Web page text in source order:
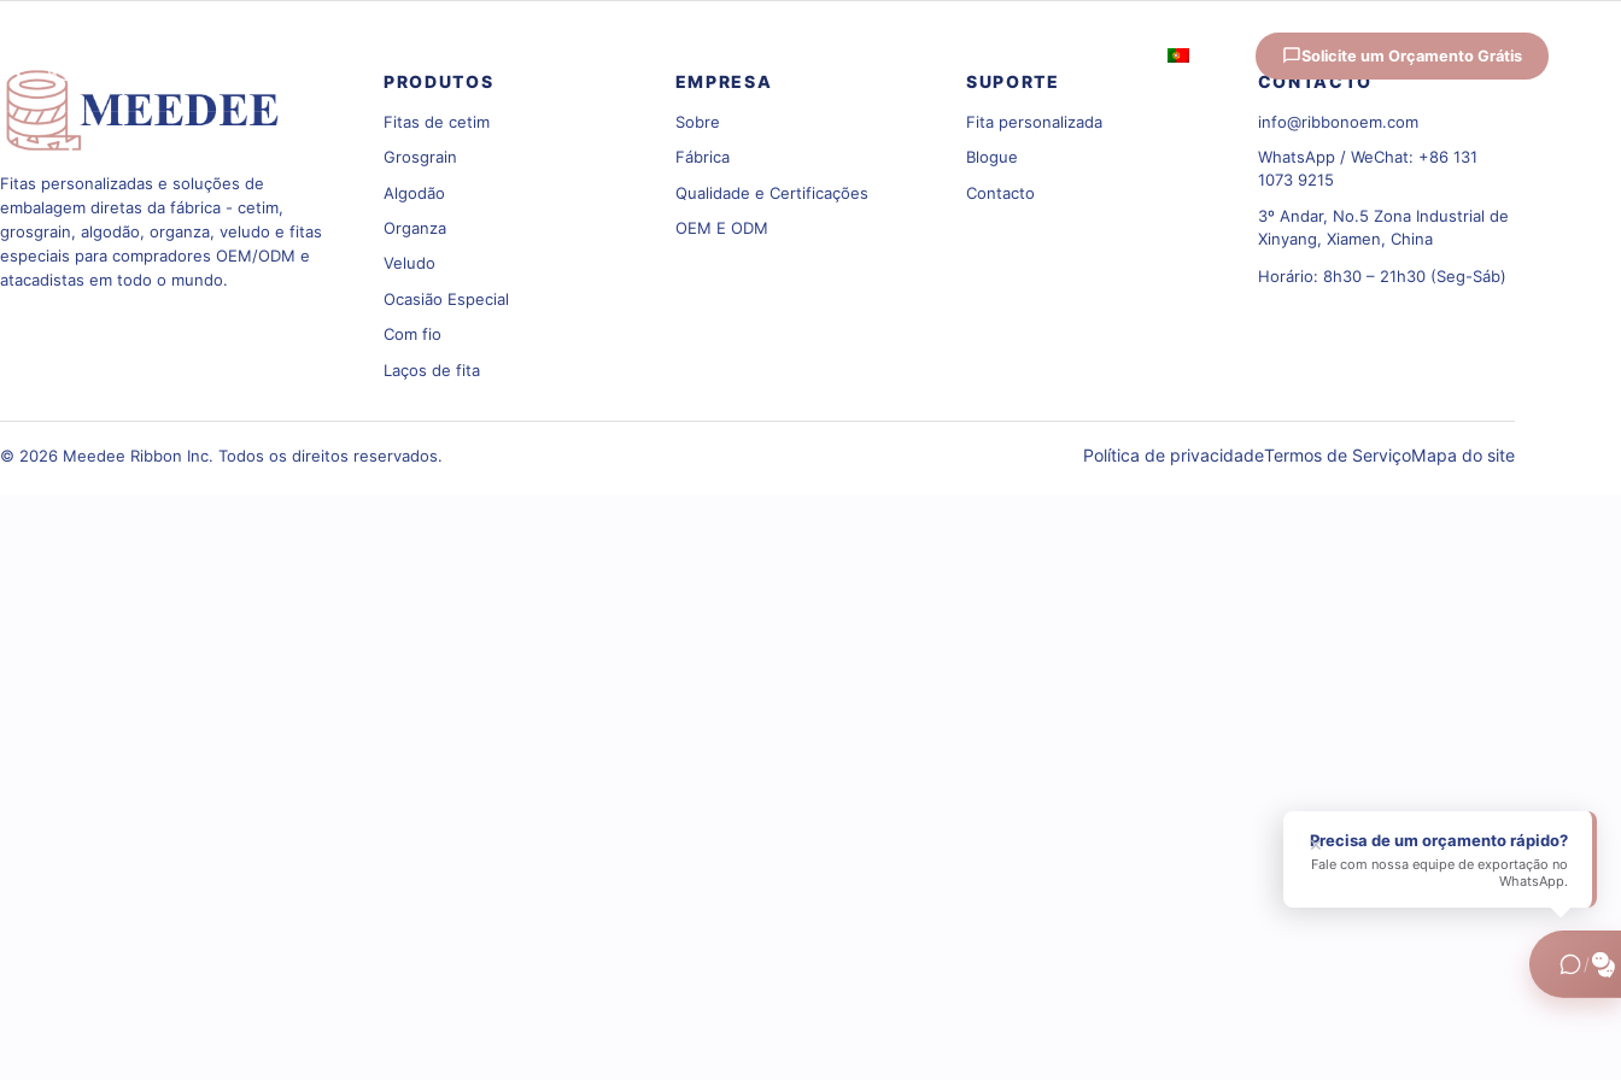
Solicite um Orçamento Grátis
Fitas personalizadas e soluções de
embalagem diretas da fábrica - cetim,
grosgrain, algodão, organza, veludo e fitas
especiais para compradores OEM/ODM e
atacadistas em todo o mundo.
PRODUTOS
Fitas de cetim
Grosgrain
Algodão
Organza
Veludo
Ocasião Especial
Com fio
Laços de fita
EMPRESA
Sobre
Fábrica
Qualidade e Certificações
OEM E ODM
SUPORTE
Fita personalizada
Blogue
Contacto
CONTACTO
info@ribbonoem.com
WhatsApp / WeChat: +86 131
1073 9215
3º Andar, No.5 Zona Industrial de
Xinyang, Xiamen, China
Horário: 8h30 – 21h30 (Seg-Sáb)
© 2026 Meedee Ribbon Inc. Todos os direitos reservados. Política de privacidadeTermos de ServiçoMapa do site
Precisa de um orçamento rápido?
Fale com nossa equipe de exportação no
WhatsApp.
×
/